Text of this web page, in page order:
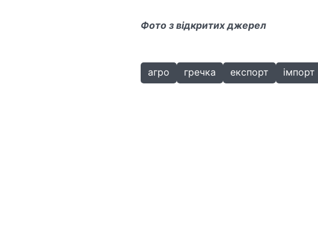
Фото з відкритих джерел
агро гречка експорт імпорт